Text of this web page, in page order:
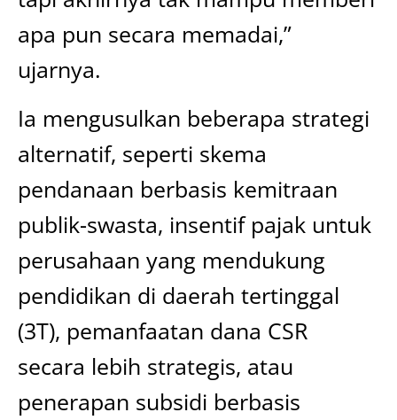
apa pun secara memadai,”
ujarnya.
Ia mengusulkan beberapa strategi
alternatif, seperti skema
pendanaan berbasis kemitraan
publik-swasta, insentif pajak untuk
perusahaan yang mendukung
pendidikan di daerah tertinggal
(3T), pemanfaatan dana CSR
secara lebih strategis, atau
penerapan subsidi berbasis